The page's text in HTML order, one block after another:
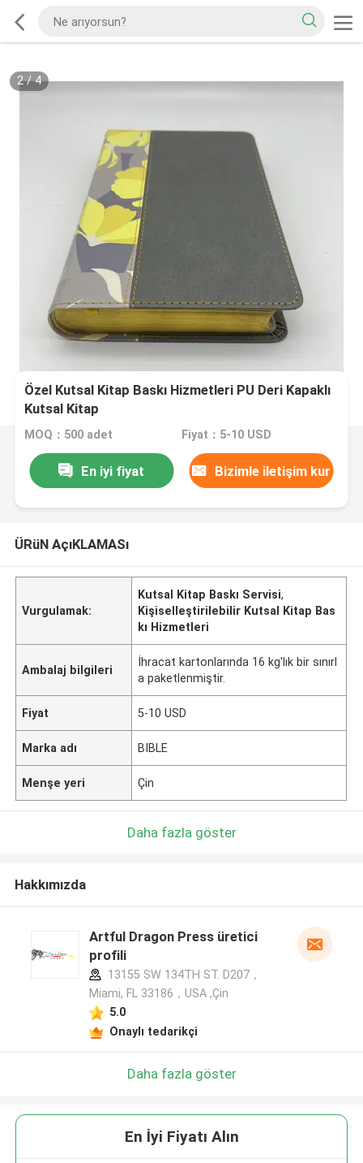
2/4
Özel Kutsal Kitap Baskı Hizmetleri PU Deri Kapaklı
Kutsal Kitap
MOQ：500 adet Fiyat：5-10 USD
En iyi fiyat Bizimle iletişim kur
ÜRüN AçıKLAMASı
Vurgulamak:
Kutsal Kitap Baskı Servisi,
Kişiselleştirilebilir Kutsal Kitap Bas
kı Hizmetleri
Ambalaj bilgileri
İhracat kartonlarında 16 kg'lık bir sınırl
a paketlenmiştir.
Fiyat 5-10 USD
Marka adı BIBLE
Menşe yeri Çin
Daha fazla göster
Hakkımızda
Artful Dragon Press üretici
profili
13155 SW 134TH ST. D207，
Miami, FL 33186，USA ,Çin
5.0
Onaylı tedarikçi
Daha fazla göster
En İyi Fiyatı Alın